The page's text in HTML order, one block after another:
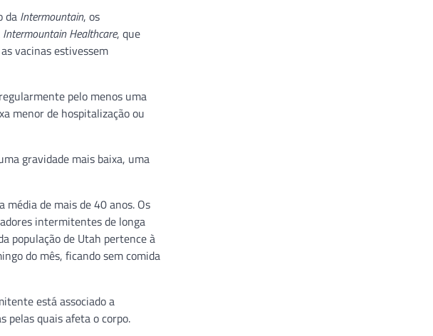
da Intermountain, os
Intermountain Healthcare, que
vacinas estivessem
pelo menos uma
menor de hospitalização ou
gravidade mais baixa, uma
de mais de 40 anos. Os
intermitentes de longa
população de Utah pertence à
do mês, ficando sem comida
está associado a
pelas quais afeta o corpo.